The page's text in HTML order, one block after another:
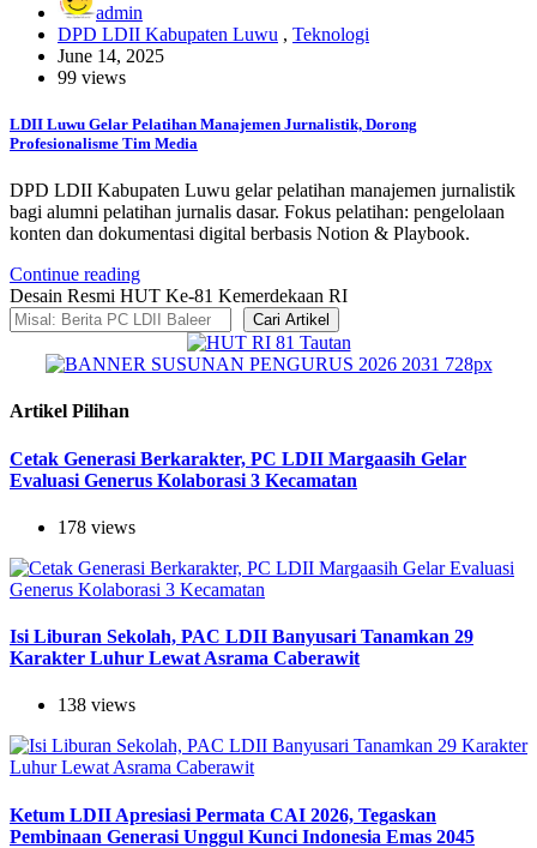
admin
DPD LDII Kabupaten Luwu , Teknologi
June 14, 2025
99 views
LDII Luwu Gelar Pelatihan Manajemen Jurnalistik, Dorong
Profesionalisme Tim Media
DPD LDII Kabupaten Luwu gelar pelatihan manajemen jurnalistik
bagi alumni pelatihan jurnalis dasar. Fokus pelatihan: pengelolaan
konten dan dokumentasi digital berbasis Notion & Playbook.
Continue reading
Desain Resmi HUT Ke-81 Kemerdekaan RI
Cari Artikel
Artikel Pilihan
Cetak Generasi Berkarakter, PC LDII Margaasih Gelar
Evaluasi Generus Kolaborasi 3 Kecamatan
178 views
Isi Liburan Sekolah, PAC LDII Banyusari Tanamkan 29
Karakter Luhur Lewat Asrama Caberawit
138 views
Ketum LDII Apresiasi Permata CAI 2026, Tegaskan
Pembinaan Generasi Unggul Kunci Indonesia Emas 2045